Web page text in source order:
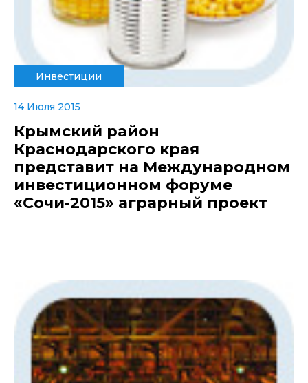
Инвестиции
14 Июля 2015
Крымский район
Краснодарского края
представит на Международном
инвестиционном форуме
«Сочи-2015» аграрный проект